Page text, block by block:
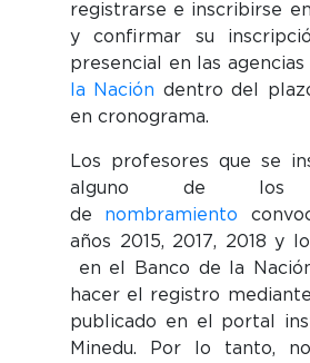
registrarse e inscribirse
y confirmar su
presencial en las agencias
la Nación dentro del
en cronograma.
Los profesores que se
alguno de los
de nombramiento
años 2015, 2017, 2018 y
en el Banco de la
hacer el registro
publicado en el portal
Minedu. Por lo tanto,